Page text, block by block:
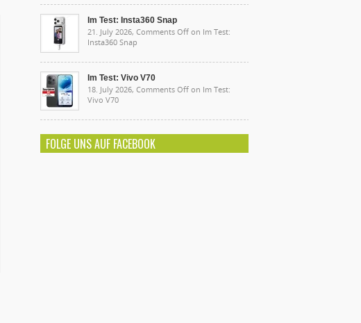
Im Test: Insta360 Snap
21. July 2026, Comments Off on Im Test:
Insta360 Snap
Im Test: Vivo V70
18. July 2026, Comments Off on Im Test:
Vivo V70
FOLGE UNS AUF FACEBOOK